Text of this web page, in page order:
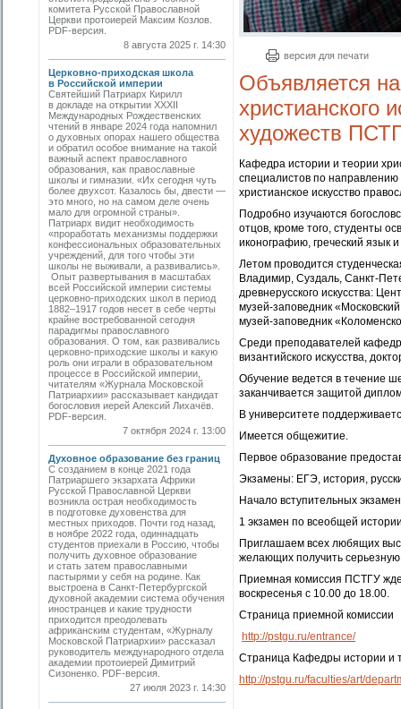
комитета Русской Православной
Церкви протоиерей Максим Козлов.
PDF-версия.
8 августа 2025 г. 14:30
Церковно-приходская школа
в Российской империи
Святейший Патриарх Кирилл
в докладе на открытии XXXII
Международных Рождественских
чтений в январе 2024 года напомнил
о духовных опорах нашего общества
и обратил особое внимание на такой
важный аспект православного
образования, как православные
школы и гимназии. «Их сегодня чуть
более двухсот. Казалось бы, двести —
это много, но на самом деле очень
мало для огромной страны».
Патриарх видит необходимость
«проработать механизмы поддержки
конфессиональных образовательных
учреждений, для того чтобы эти
школы не выживали, а развивались».
Опыт развертывания в масштабах
всей Российской империи системы
церковно-­приходских школ в период
1882–1917 годов несет в себе черты
крайне востребованной сегодня
парадигмы православного
образования. О том, как развивались
церковно-приходские школы и какую
роль они играли в образовательном
процессе в Российской империи,
читателям «Журнала Московской
Патриархии» рассказывает кандидат
богословия иерей Алексий Лихачёв.
PDF-версия.
7 октября 2024 г. 13:00
Духовное образование без границ
С созданием в конце 2021 года
Патриаршего экзархата Африки
Русской Православной Церкви
возникла острая необходимость
в подготовке духовенства для
местных приходов. Почти год назад,
в ноябре 2022 года, одиннадцать
студентов приехали в Россию, чтобы
получить духовное образование
и стать затем православными
пастырями у себя на родине. Как
выстроена в Санкт-Петербургской
духовной академии система обучения
иностранцев и какие трудности
приходится преодолевать
африканским студентам, «Журналу
Московской Патриархии» рассказал
руководитель международного отдела
академии прото­иерей Димитрий
Сизоненко. PDF-версия.
27 июля 2023 г. 14:30
версия для печати
Объявляется
христианского
художеств
Кафедра истории и теории
специалистов по направлению
христианское искусство
Подробно изучаются
отцов, кроме того, студенты
иконографию, греческий язык
Летом проводится
Владимир, Суздаль, Санкт-
древнерусского искусства:
музей-заповедник
музей-заповедник
Среди преподавателей
византийского искусства,
Обучение ведется в течение
заканчивается защитой
В университете
Имеется общежитие.
Первое образование
Экзамены: ЕГЭ, история,
Начало вступительных
1 экзамен по всеобщей
Приглашаем всех любящих
желающих получить
Приемная комиссия ПСТГУ
воскресенья с 10.00 до 18.00.
Страница приемной комиссии
http://pstgu.ru/entrance/
Страница Кафедры истории и
http://pstgu.ru/faculties/art/